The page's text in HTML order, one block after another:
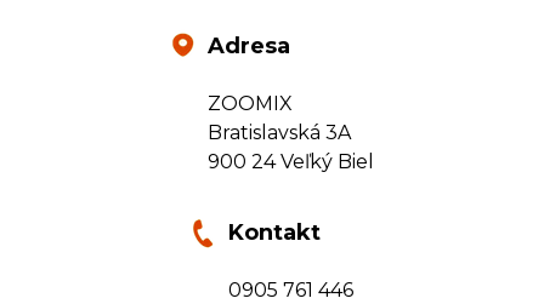
Adresa
ZOOMIX
Bratislavská 3A
900 24 Veľký Biel
Kontakt
0905 761 446